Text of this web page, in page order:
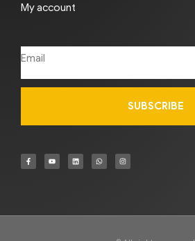
My account
SUBSCRIBE